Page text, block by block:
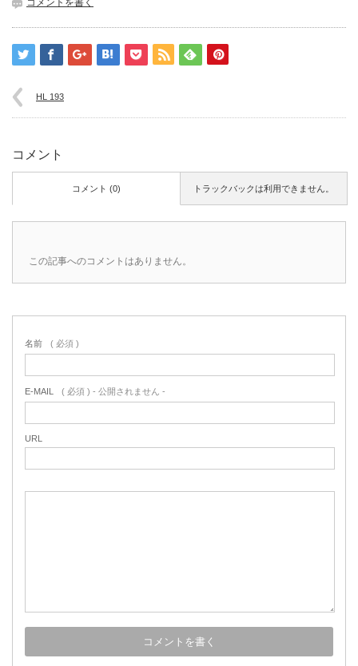
コメントを書く
HL 193
コメント
トラックバックは利用できません。
コメント (0)
この記事へのコメントはありません。
名前 ( 必須 )
E-MAIL ( 必須 ) - 公開されません -
URL